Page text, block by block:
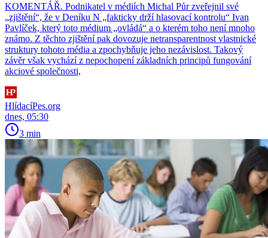
KOMENTÁŘ. Podnikatel v médiích Michal Půr zveřejnil své
„zjištění“, že v Deníku N „fakticky drží hlasovací kontrolu“ Ivan
Pavlíček, který toto médium „ovládá“ a o kterém toho není mnoho
známo. Z těchto zjištění pak dovozuje netransparentnost vlastnické
struktury tohoto média a zpochybňuje jeho nezávislost. Takový
závěr však vychází z nepochopení základních principů fungování
akciové společnosti,
HlídacíPes.org
dnes, 05:30
3 min